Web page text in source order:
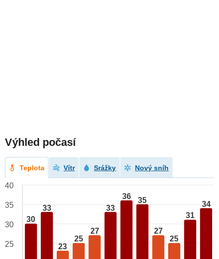
Výhled počasí
Teplota Vítr Srážky Nový sníh
30
33
23
25
27
33
36 35
27
25
31
34
40
35
30
25